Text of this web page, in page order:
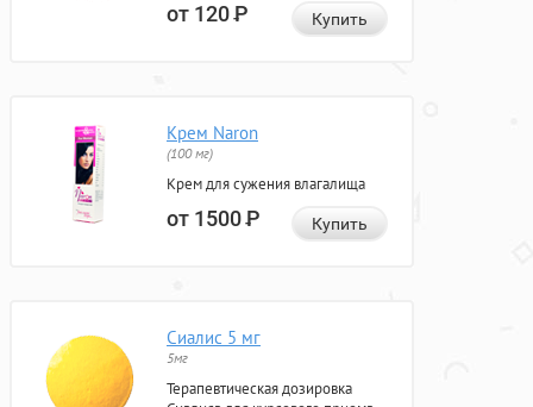
от 120Р Купить
Крем Naron
(100 мг)
Крем для сужения влагалища
от 1500Р Купить
Сиалис 5 мг
5мг
Терапевтическая дозировка